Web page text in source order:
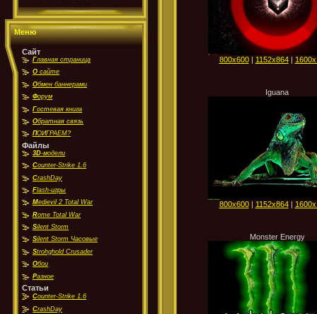
Меню
Сайт
Главная страница
О сайте
Обмен баннерами
Форум
Гостевая книга
Обратная связь
ПОИГРАЕМ?
Файлы
3D-модели
Counter-Strike 1.6
CrashDay
Flash-игры
Medievil 2 Total War
Rome Total War
Silent Storm
Silent Storm Часовые
Strohghold Crusader
Обои
Разное
Статьи
Counter-Strike 1.6
CrashDay
800x600| 1152x864|
Iguana
800x600| 1152x864|
Monster Energy